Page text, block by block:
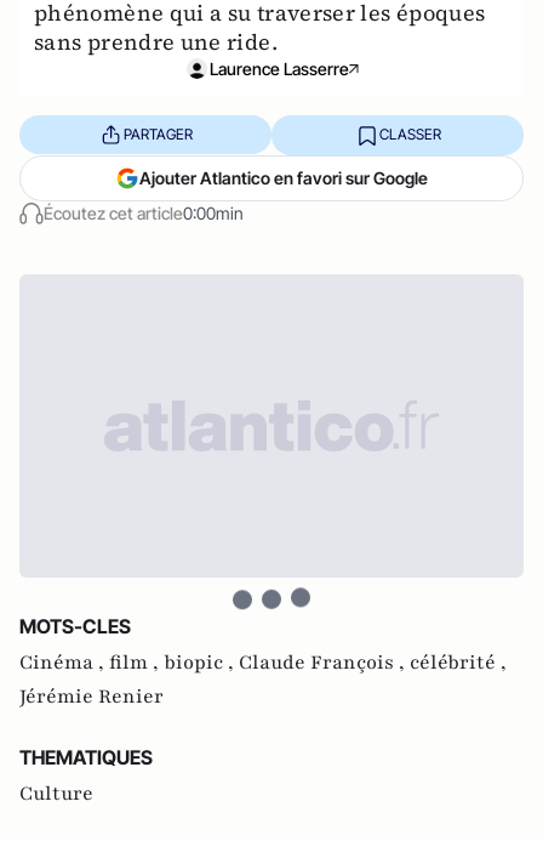
phénomène qui a su traverser les époques
sans prendre une ride.
Laurence Lasserre
Écoutez cet article0:00min
PARTAGER CLASSER
Ajouter Atlantico en favori sur Google
MOTS-CLES
Cinéma , film , biopic , Claude François , célébrité ,
Jérémie Renier
THEMATIQUES
Culture